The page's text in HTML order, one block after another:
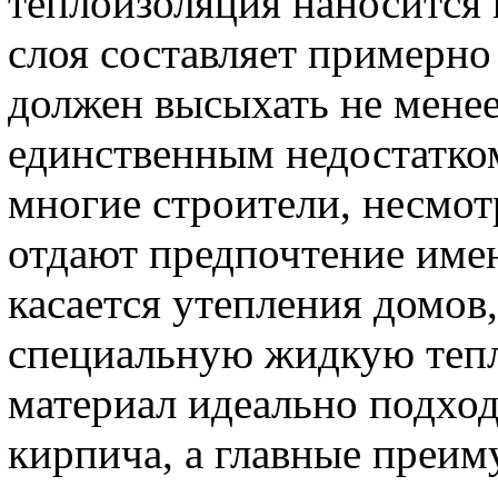
слоя составляет
должен высыхать не
единственным
многие строители,
отдают предпочтение
касается утепления
специальную жидкую
материал идеально
кирпича, а главные